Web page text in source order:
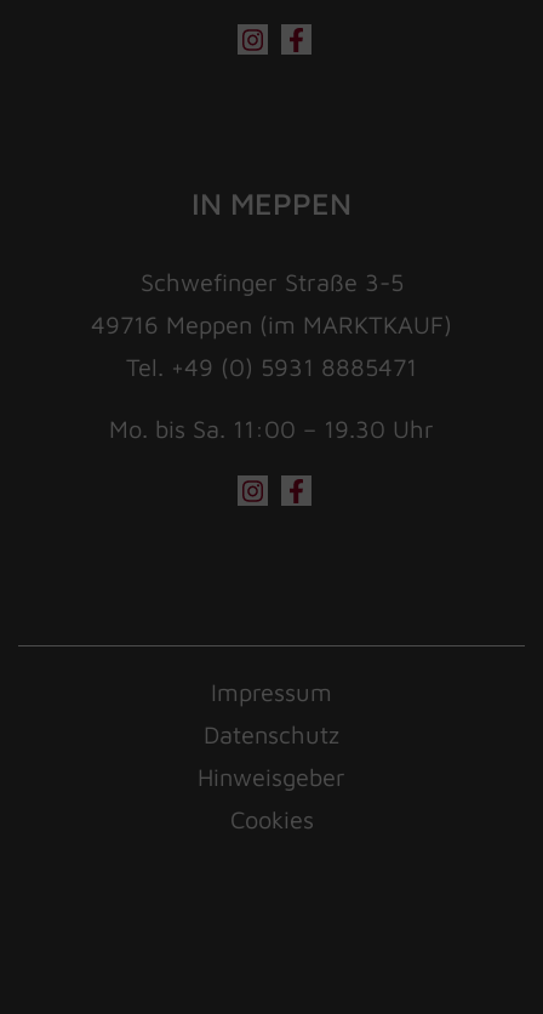
IN MEPPEN
Schwefinger Straße 3-5
49716 Meppen (im MARKTKAUF)
Tel. +49 (0) 5931 8885471
Mo. bis Sa. 11:00 – 19.30 Uhr
Impressum
Datenschutz
Hinweisgeber
Cookies